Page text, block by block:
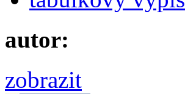
autor:
zobrazit